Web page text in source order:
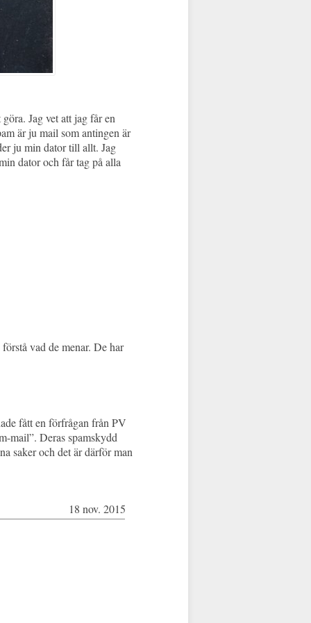
Jag vet att jag får en
är ju mail som antingen är
ju min dator till allt. Jag
dator och får tag på alla
vad de menar. De har
fått en förfrågan från PV
mail”. Deras spamskydd
saker och det är därför man
18 nov. 2015